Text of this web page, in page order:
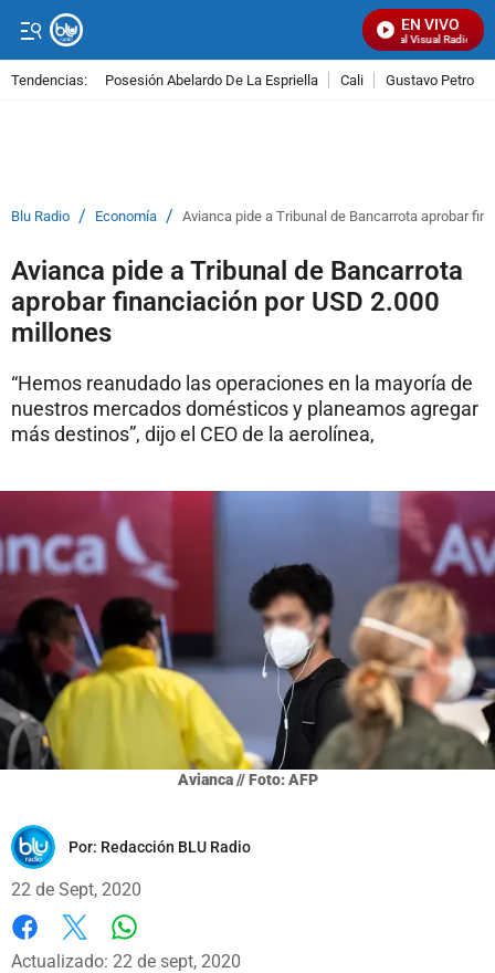
EN VIVO
Señal Visual Radio
Tendencias: Posesión Abelardo De La Espriella Cali Gustavo Petro
Blu Radio / Economía / Avianca pide a Tribunal de Bancarrota aprobar
Avianca pide a Tribunal de Bancarrota
aprobar financiación por USD 2.000
millones
“Hemos reanudado las operaciones en la mayoría de
nuestros mercados domésticos y planeamos agregar
más destinos”, dijo el CEO de la aerolínea,
Avianca // Foto: AFP
Por: Redacción BLU Radio
22 de Sept, 2020
Facebook
X
Actualizado: 22 de sept, 2020